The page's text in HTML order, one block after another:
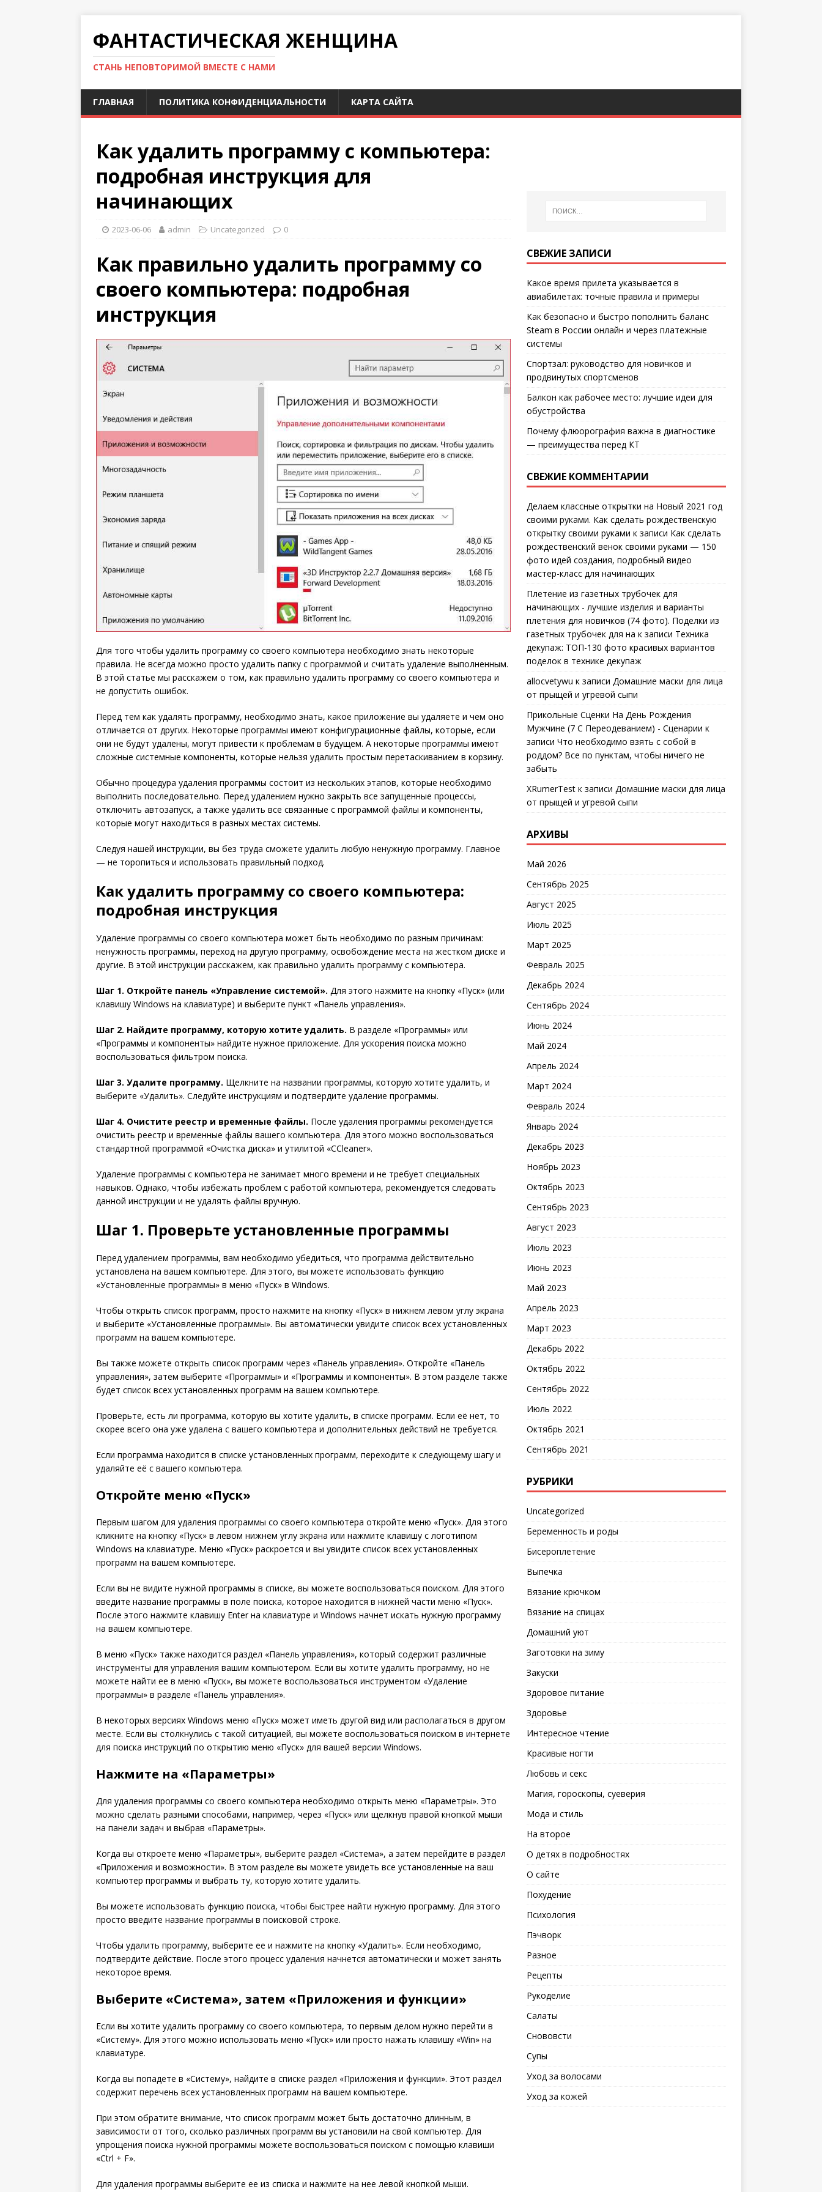
ФАНТАСТИЧЕСКАЯ ЖЕНЩИНА
СТАНЬ НЕПОВТОРИМОЙ ВМЕСТЕ С НАМИ
ГЛАВНАЯ ПОЛИТИКА КОНФИДЕНЦИАЛЬНОСТИ КАРТА САЙТА
Как удалить программу с компьютера:
подробная инструкция для
начинающих
2023-06-06 admin Uncategorized 0
Как правильно удалить программу со
своего компьютера: подробная
инструкция
Для того чтобы удалить программу со своего компьютера необходимо знать некоторые
правила. Не всегда можно просто удалить папку с программой и считать удаление выполненным.
В этой статье мы расскажем о том, как правильно удалить программу со своего компьютера и
не допустить ошибок.
Перед тем как удалять программу, необходимо знать, какое приложение вы удаляете и чем оно
отличается от других. Некоторые программы имеют конфигурационные файлы, которые, если
они не будут удалены, могут привести к проблемам в будущем. А некоторые программы имеют
сложные системные компоненты, которые нельзя удалить простым перетаскиванием в корзину.
Обычно процедура удаления программы состоит из нескольких этапов, которые необходимо
выполнить последовательно. Перед удалением нужно закрыть все запущенные процессы,
отключить автозапуск, а также удалить все связанные с программой файлы и компоненты,
которые могут находиться в разных местах системы.
Следуя нашей инструкции, вы без труда сможете удалить любую ненужную программу. Главное
— не торопиться и использовать правильный подход.
Как удалить программу со своего компьютера:
подробная инструкция
Удаление программы со своего компьютера может быть необходимо по разным причинам:
ненужность программы, переход на другую программу, освобождение места на жестком диске и
другие. В этой инструкции расскажем, как правильно удалить программу с компьютера.
Шаг 1. Откройте панель «Управление системой». Для этого нажмите на кнопку «Пуск» (или
клавишу Windows на клавиатуре) и выберите пункт «Панель управления».
Шаг 2. Найдите программу, которую хотите удалить. В разделе «Программы» или
«Программы и компоненты» найдите нужное приложение. Для ускорения поиска можно
воспользоваться фильтром поиска.
Шаг 3. Удалите программу. Щелкните на названии программы, которую хотите удалить, и
выберите «Удалить». Следуйте инструкциям и подтвердите удаление программы.
Шаг 4. Очистите реестр и временные файлы. После удаления программы рекомендуется
очистить реестр и временные файлы вашего компьютера. Для этого можно воспользоваться
стандартной программой «Очистка диска» и утилитой «CCleaner».
Удаление программы с компьютера не занимает много времени и не требует специальных
навыков. Однако, чтобы избежать проблем с работой компьютера, рекомендуется следовать
данной инструкции и не удалять файлы вручную.
Шаг 1. Проверьте установленные программы
Перед удалением программы, вам необходимо убедиться, что программа действительно
установлена на вашем компьютере. Для этого, вы можете использовать функцию
«Установленные программы» в меню «Пуск» в Windows.
Чтобы открыть список программ, просто нажмите на кнопку «Пуск» в нижнем левом углу экрана
и выберите «Установленные программы». Вы автоматически увидите список всех установленных
программ на вашем компьютере.
Вы также можете открыть список программ через «Панель управления». Откройте «Панель
управления», затем выберите «Программы» и «Программы и компоненты». В этом разделе также
будет список всех установленных программ на вашем компьютере.
Проверьте, есть ли программа, которую вы хотите удалить, в списке программ. Если её нет, то
скорее всего она уже удалена с вашего компьютера и дополнительных действий не требуется.
Если программа находится в списке установленных программ, переходите к следующему шагу и
удаляйте её с вашего компьютера.
Откройте меню «Пуск»
Первым шагом для удаления программы со своего компьютера откройте меню «Пуск». Для этого
кликните на кнопку «Пуск» в левом нижнем углу экрана или нажмите клавишу с логотипом
Windows на клавиатуре. Меню «Пуск» раскроется и вы увидите список всех установленных
программ на вашем компьютере.
Если вы не видите нужной программы в списке, вы можете воспользоваться поиском. Для этого
введите название программы в поле поиска, которое находится в нижней части меню «Пуск».
После этого нажмите клавишу Enter на клавиатуре и Windows начнет искать нужную программу
на вашем компьютере.
В меню «Пуск» также находится раздел «Панель управления», который содержит различные
инструменты для управления вашим компьютером. Если вы хотите удалить программу, но не
можете найти ее в меню «Пуск», вы можете воспользоваться инструментом «Удаление
программы» в разделе «Панель управления».
В некоторых версиях Windows меню «Пуск» может иметь другой вид или располагаться в другом
месте. Если вы столкнулись с такой ситуацией, вы можете воспользоваться поиском в интернете
для поиска инструкций по открытию меню «Пуск» для вашей версии Windows.
Нажмите на «Параметры»
Для удаления программы со своего компьютера необходимо открыть меню «Параметры». Это
можно сделать разными способами, например, через «Пуск» или щелкнув правой кнопкой мыши
на панели задач и выбрав «Параметры».
Когда вы откроете меню «Параметры», выберите раздел «Система», а затем перейдите в раздел
«Приложения и возможности». В этом разделе вы можете увидеть все установленные на ваш
компьютер программы и выбрать ту, которую хотите удалить.
Вы можете использовать функцию поиска, чтобы быстрее найти нужную программу. Для этого
просто введите название программы в поисковой строке.
Чтобы удалить программу, выберите ее и нажмите на кнопку «Удалить». Если необходимо,
подтвердите действие. После этого процесс удаления начнется автоматически и может занять
некоторое время.
Выберите «Система», затем «Приложения и функции»
Если вы хотите удалить программу со своего компьютера, то первым делом нужно перейти в
«Систему». Для этого можно использовать меню «Пуск» или просто нажать клавишу «Win» на
клавиатуре.
Когда вы попадете в «Систему», найдите в списке раздел «Приложения и функции». Этот раздел
содержит перечень всех установленных программ на вашем компьютере.
При этом обратите внимание, что список программ может быть достаточно длинным, в
зависимости от того, сколько различных программ вы установили на свой компьютер. Для
упрощения поиска нужной программы можете воспользоваться поиском с помощью клавиши
«Ctrl + F».
Для удаления программы выберите ее из списка и нажмите на нее левой кнопкой мыши.
СВЕЖИЕ ЗАПИСИ
Какое время прилета указывается в
авиабилетах: точные правила и примеры
Как безопасно и быстро пополнить баланс
Steam в России онлайн и через платежные
системы
Спортзал: руководство для новичков и
продвинутых спортсменов
Балкон как рабочее место: лучшие идеи для
обустройства
Почему флюорография важна в диагностике
— преимущества перед КТ
СВЕЖИЕ КОММЕНТАРИИ
Делаем классные открытки на Новый 2021 год
своими руками. Как сделать рождественскую
открытку своими руками к записи Как сделать
рождественский венок своими руками — 150
фото идей создания, подробный видео
мастер-класс для начинающих
Плетение из газетных трубочек для
начинающих - лучшие изделия и варианты
плетения для новичков (74 фото). Поделки из
газетных трубочек для на к записи Техника
декупаж: ТОП-130 фото красивых вариантов
поделок в технике декупаж
allocvetywu к записи Домашние маски для лица
от прыщей и угревой сыпи
Прикольные Сценки На День Рождения
Мужчине (7 С Переодеванием) - Сценарии к
записи Что необходимо взять с собой в
роддом? Все по пунктам, чтобы ничего не
забыть
XRumerTestк записи Домашние маски для лица
от прыщей и угревой сыпи
АРХИВЫ
Май 2026
Сентябрь 2025
Август 2025
Июль 2025
Март 2025
Февраль 2025
Декабрь 2024
Сентябрь 2024
Июнь 2024
Май 2024
Апрель 2024
Март 2024
Февраль 2024
Январь 2024
Декабрь 2023
Ноябрь 2023
Октябрь 2023
Сентябрь 2023
Август 2023
Июль 2023
Июнь 2023
Май 2023
Апрель 2023
Март 2023
Декабрь 2022
Октябрь 2022
Сентябрь 2022
Июль 2022
Октябрь 2021
Сентябрь 2021
РУБРИКИ
Uncategorized
Беременность и роды
Бисероплетение
Выпечка
Вязание крючком
Вязание на спицах
Домашний уют
Заготовки на зиму
Закуски
Здоровое питание
Здоровье
Интересное чтение
Красивые ногти
Любовь и секс
Магия, гороскопы, суеверия
Мода и стиль
На второе
О детях в подробностях
О сайте
Похудение
Психология
Пэчворк
Разное
Рецепты
Рукоделие
Салаты
Снововсти
Супы
Уход за волосами
Уход за кожей